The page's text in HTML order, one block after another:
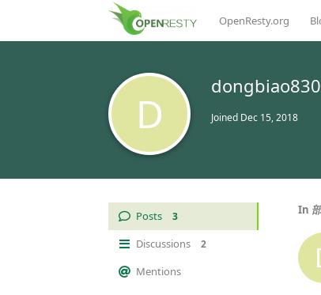
OpenResty.org
D Joined Dec 15, 2018
Posts 3
Discussions 2
Mentions
In